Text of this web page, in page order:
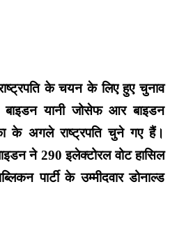
के चयन के लिए हुए चुनाव
यानी जोसेफ आर बाइडन
के अगले राष्ट्रपति चुने गए हैं।
ने 290 इलेक्टोरल वोट हासिल
पार्टी के उम्मीदवार डोनाल्ड